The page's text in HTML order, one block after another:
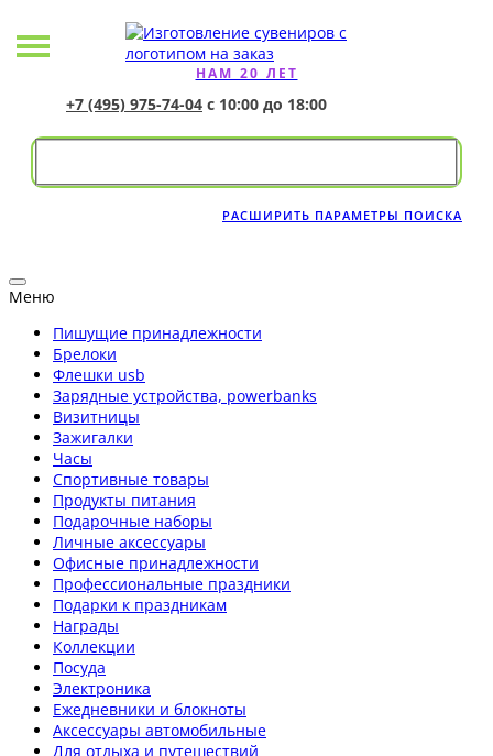
НАМ 20 ЛЕТ
+7 (495) 975-74-04 с 10:00 до 18:00
РАСШИРИТЬ ПАРАМЕТРЫ ПОИСКА
Меню
Пишущие принадлежности
Брелоки
Флешки usb
Зарядные устройства, powerbanks
Визитницы
Зажигалки
Часы
Спортивные товары
Продукты питания
Подарочные наборы
Личные аксессуары
Офисные принадлежности
Профессиональные праздники
Подарки к праздникам
Награды
Коллекции
Посуда
Электроника
Ежедневники и блокноты
Аксессуары автомобильные
Для отдыха и путешествий